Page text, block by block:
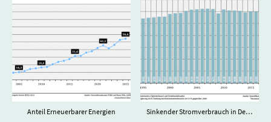
Anteil Erneuerbarer Energien Sinkender Stromverbrauch in Deutschland